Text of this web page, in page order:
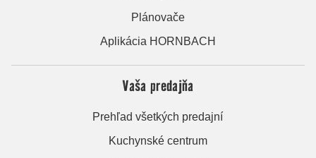
Plánovače
Aplikácia HORNBACH
Vaša predajňa
Prehľad všetkých predajní
Kuchynské centrum